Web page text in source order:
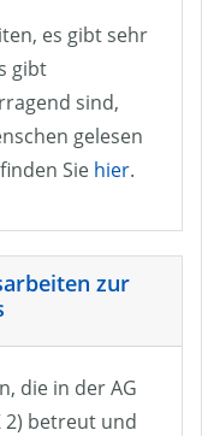
es gibt sehr
gibt
sind,
gelesen
Sie hier.
zur
die in der AG
2) betreut und